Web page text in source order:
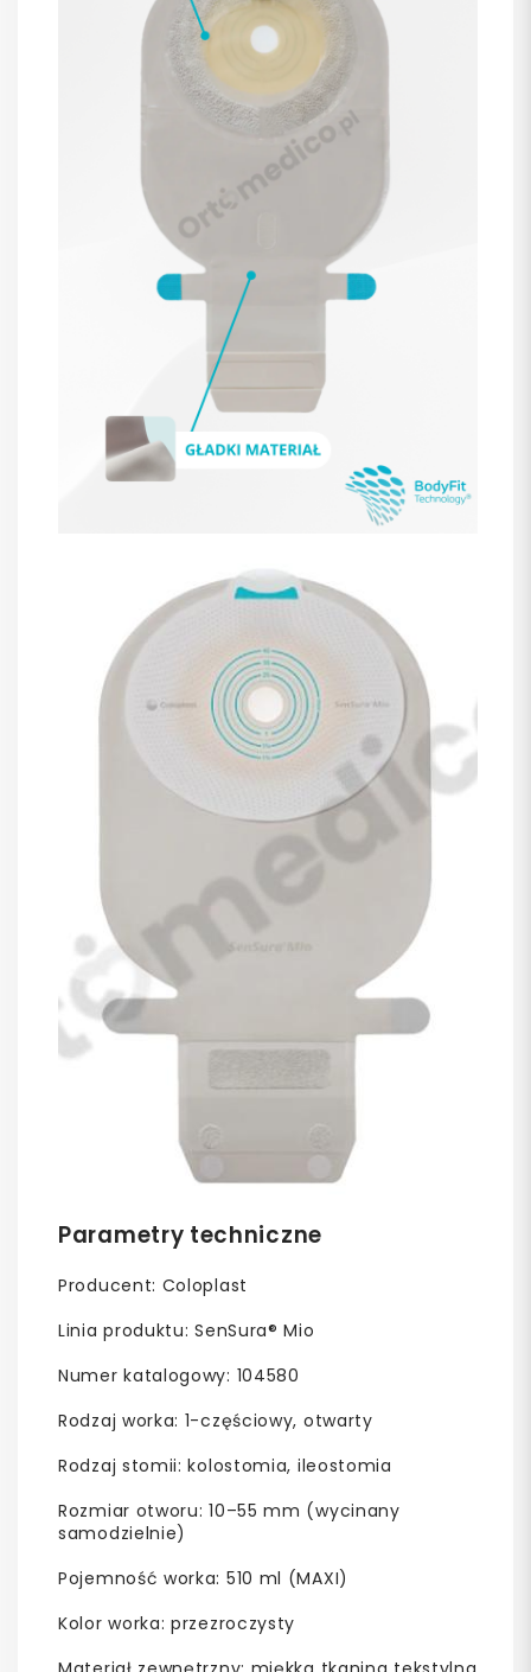
Parametry techniczne
Producent: Coloplast
Linia produktu: SenSura® Mio
Numer katalogowy: 104580
Rodzaj worka: 1-częściowy, otwarty
Rodzaj stomii: kolostomia, ileostomia
Rozmiar otworu: 10–55 mm (wycinany
samodzielnie)
Pojemność worka: 510 ml (MAXI)
Kolor worka: przezroczysty